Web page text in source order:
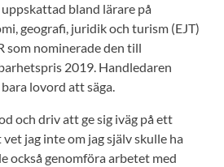
bland lärare på
geografi, juridik och turism (EJT)
som nominerade den till
2019. Handledaren
lovord att säga.
och driv att ge sig iväg på ett
jag inte om jag själv skulle ha
också genomföra arbetet med